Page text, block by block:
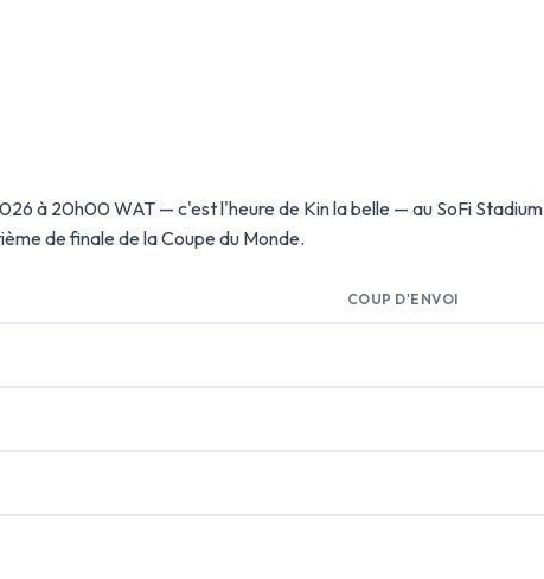
à 20h00 WAT — c'est l'heure de Kin la belle — au SoFi Stadium
de finale de la Coupe du Monde.
COUP D'ENVOI